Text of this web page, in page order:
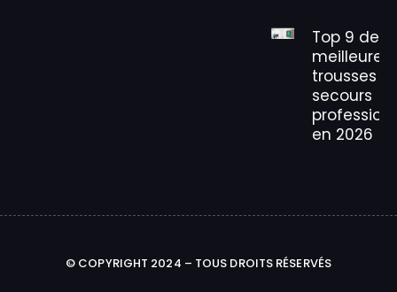
Top 9 des
meilleures
trousses
secours
en 2026
© COPYRIGHT 2024 – TOUS DROITS RÉSERVÉS